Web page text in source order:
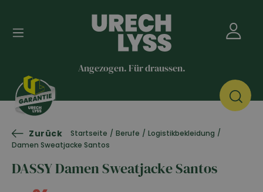
Angezogen. Für draussen.
Zurück Startseite / Berufe / Logistikbekleidung /
Damen Sweatjacke Santos
DASSY Damen Sweatjacke Santos